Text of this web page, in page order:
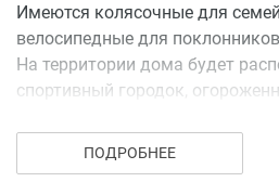
Имеются колясочные для
велосипедные для
На территории дома будет
спортивный городок,
ПОДРОБНЕЕ